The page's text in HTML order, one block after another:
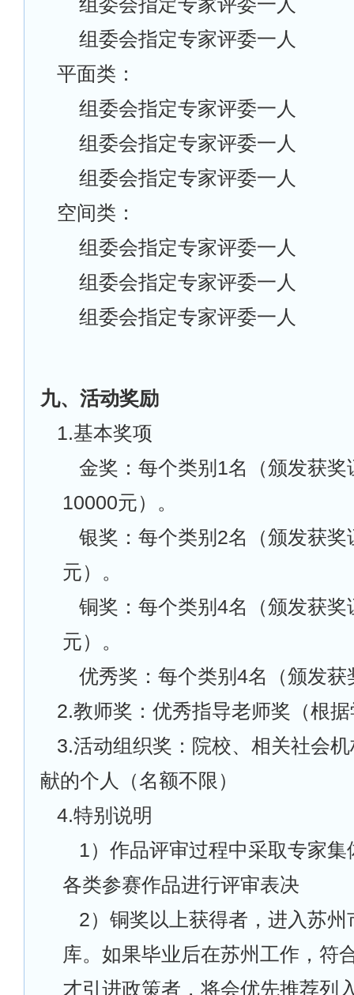
组委会指定专家评委一人
平面类：
组委会指定专家评委一人
组委会指定专家评委一人
组委会指定专家评委一人
空间类：
组委会指定专家评委一人
组委会指定专家评委一人
组委会指定专家评委一人
九、活动奖励
1.基本奖项
金奖：每个类别1名（颁发获奖
10000元）。
银奖：每个类别2名（颁发获
元）。
铜奖：每个类别4名（颁发获
元）。
优秀奖：每个类别4名（颁发获
2.教师奖：优秀指导老师奖（根
3.活动组织奖：院校、相关社会
献的个人（名额不限）
4.特别说明
1）作品评审过程中采取专家
各类参赛作品进行评审表决
2）铜奖以上获得者，进入苏
库。如果毕业后在苏州工作，符
才引进政策者，将会优先推荐列